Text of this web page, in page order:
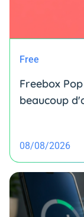
Free
Freebox
beaucoup
08/08/2026